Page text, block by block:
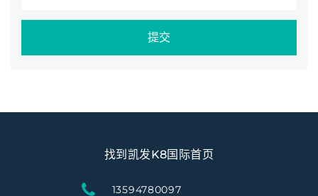
提交
找到凯发K8国际首页
13594780097